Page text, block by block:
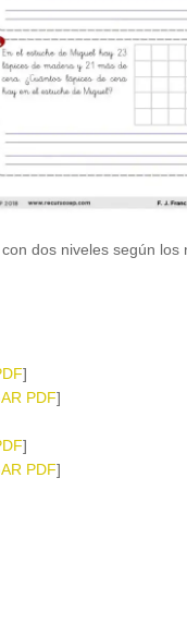
dos niveles según
]
PDF]
]
PDF]